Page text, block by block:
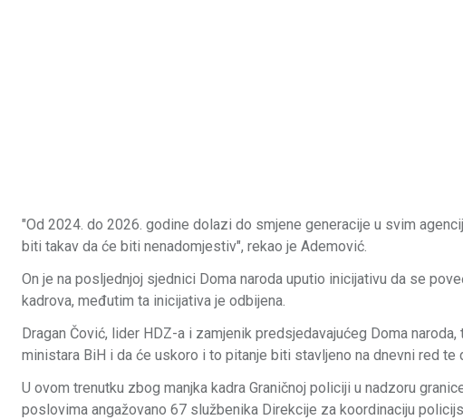
"Od 2024. do 2026. godine dolazi do smjene generacije u svim
biti takav da će biti nenadomjestiv", rekao je Ademović.
On je na posljednjoj sjednici Doma naroda uputio inicijativu da se
kadrova, međutim ta inicijativa je odbijena.
Dragan Čović, lider HDZ-a i zamjenik predsjedavajućeg Doma
ministara BiH i da će uskoro i to pitanje biti stavljeno na dnevni red
U ovom trenutku zbog manjka kadra Graničnoj policiji u nadzoru
poslovima angažovano 67 službenika Direkcije za koordinaciju